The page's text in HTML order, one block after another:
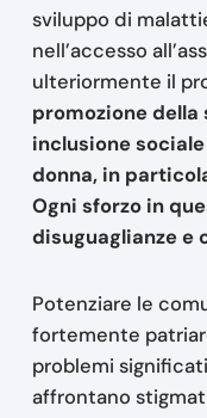
sviluppo di
nell’accesso
ulteriormente il
promozione
inclusione
donna, in
Ogni sforzo in
disuguaglianze e
Potenziare le
fortemente
problemi
affrontano